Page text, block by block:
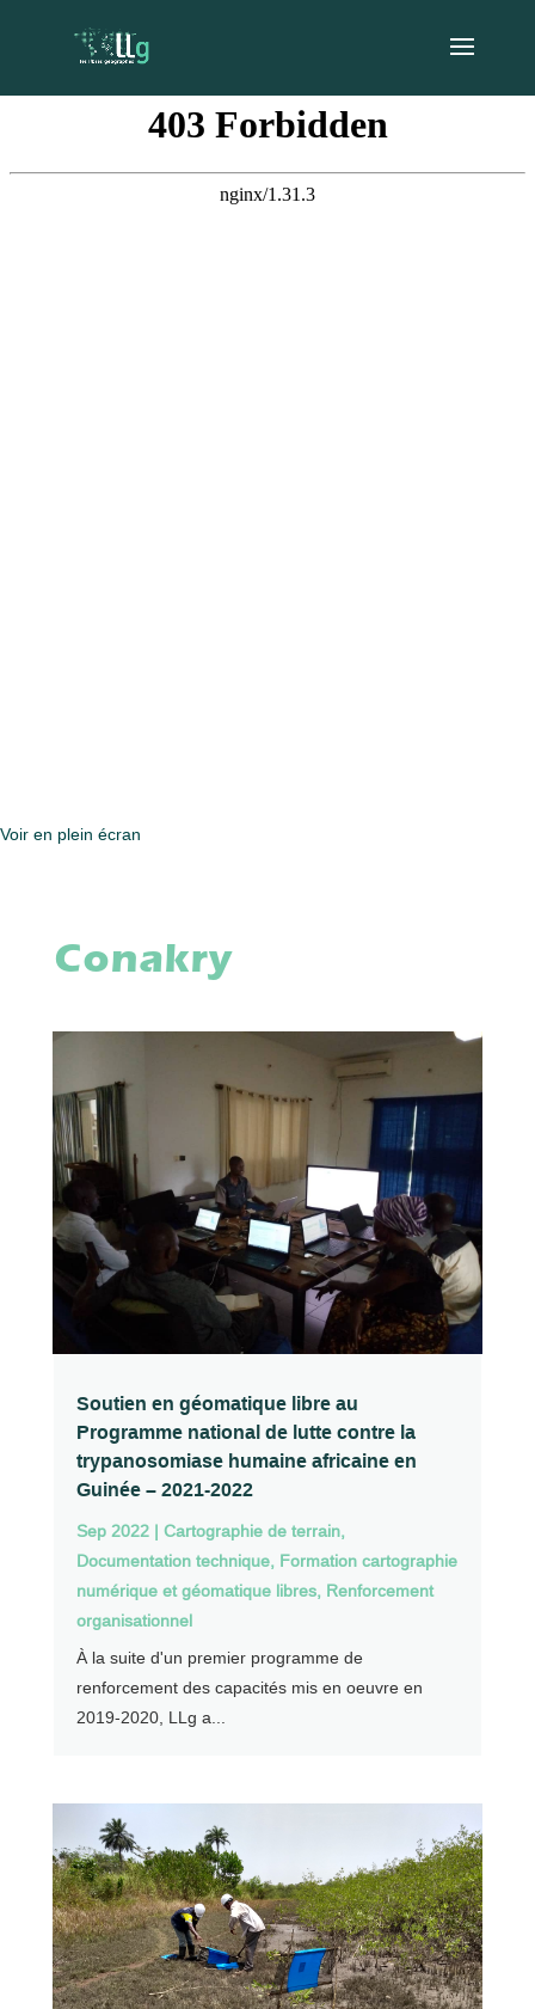
Voir en plein écran
Conakry
Soutien en géomatique libre au
Programme national de lutte contre la
trypanosomiase humaine africaine en
Guinée – 2021-2022
Sep 2022| Cartographie de terrain,
Documentation technique, Formation cartographie
numérique et géomatique libres, Renforcement
organisationnel
À la suite d'un premier programme de
renforcement des capacités mis en oeuvre en
2019-2020, LLg a...